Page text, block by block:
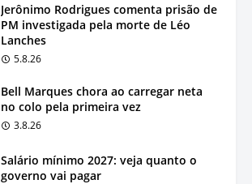
Jerônimo Rodrigues comenta prisão de
PM investigada pela morte de Léo
Lanches
5.8.26
Bell Marques chora ao carregar neta
no colo pela primeira vez
3.8.26
Salário mínimo 2027: veja quanto o
governo vai pagar